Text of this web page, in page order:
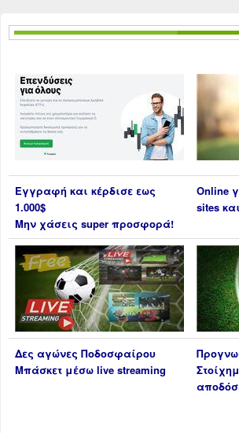
Εγγραφή και κέρδισε εως
1.000$
Μην χάσεις super προσφορά!
Online
sites
Δες αγώνες Ποδοσφαίρου
Μπάσκετ μέσω live streaming